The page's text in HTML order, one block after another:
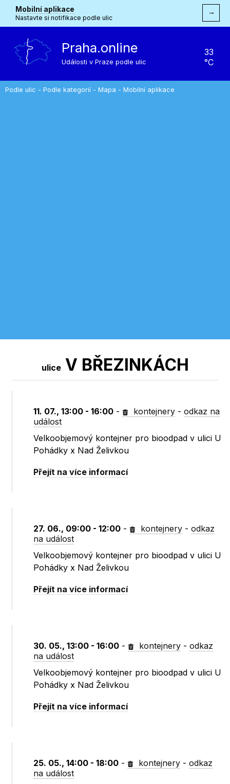
Mobilní aplikace
Nastavte si notifikace podle ulic
→
Praha.online
Události v Praze podle ulic
33
°C
Podle ulic - Podle kategorií - Mapa - Mobilní aplikace
uliceV BŘEZINKÁCH
11. 07., 13:00 - 16:00 - kontejnery -odkaz na
událost
Velkoobjemový kontejner pro bioodpad v ulici U
Pohádky x Nad Želivkou
Přejít na více informací
27. 06., 09:00 - 12:00 - kontejnery -odkaz
na událost
Velkoobjemový kontejner pro bioodpad v ulici U
Pohádky x Nad Želivkou
Přejít na více informací
30. 05., 13:00 - 16:00 - kontejnery -odkaz
na událost
Velkoobjemový kontejner pro bioodpad v ulici U
Pohádky x Nad Želivkou
Přejít na více informací
25. 05., 14:00 - 18:00 - kontejnery -odkaz
na událost